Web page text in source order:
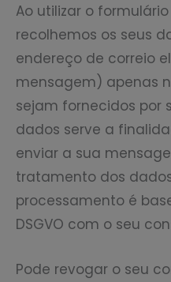
Ao utilizar o
recolhemos os seus
endereço de correio
mensagem) apenas
sejam fornecidos por
dados serve a
enviar a sua
tratamento dos
processamento é
DSGVO com o seu
Pode revogar o seu